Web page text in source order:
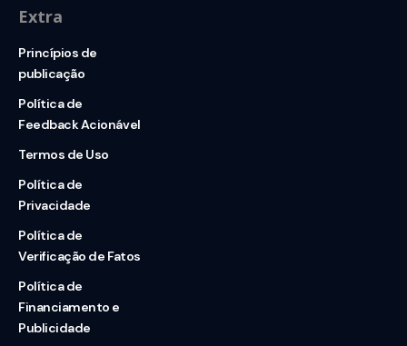
Extra
Princípios de
publicação
Política de
Feedback Acionável
Termos de Uso
Política de
Privacidade
Política de
Verificação de Fatos
Política de
Financiamento e
Publicidade